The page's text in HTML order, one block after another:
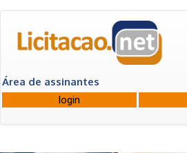
Área de assinantes